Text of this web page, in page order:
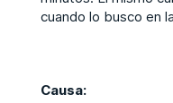
cuando lo busco en
Causa: